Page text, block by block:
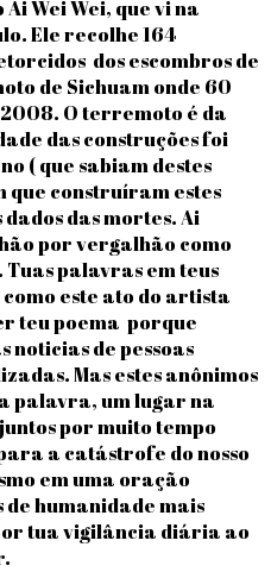
Wei Wei, que vi na
Ele recolhe 164
dos escombros de
de Sichuam onde 60
O terremoto é da
das construções foi
( que sabiam destes
que construíram estes
das mortes. Ai
por vergalhão como
palavras em teus
este ato do artista
teu poema porque
noticias de pessoas
Mas estes anônimos
palavra, um lugar na
por muito tempo
a catástrofe do nosso
em uma oração
de humanidade mais
tua vigilância diária ao